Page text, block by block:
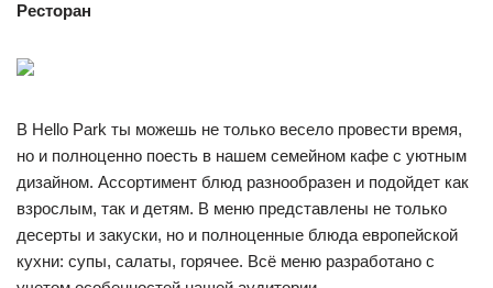
Ресторан
В Hello Park ты можешь не только весело провести время,
но и полноценно поесть в нашем семейном кафе с уютным
дизайном. Ассортимент блюд разнообразен и подойдет как
взрослым, так и детям. В меню представлены не только
десерты и закуски, но и полноценные блюда европейской
кухни: супы, салаты, горячее. Всё меню разработано с